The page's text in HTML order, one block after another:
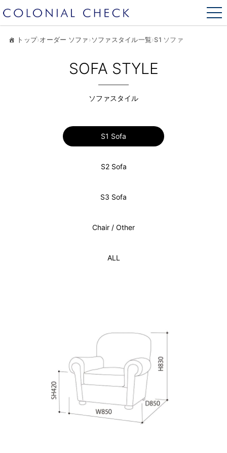
トップ›オーダー ソファ › ソファスタイル一覧›S1 ソファ
SOFA STYLE
ソファスタイル
S1 Sofa
S2 Sofa
S3 Sofa
Chair / Other
ALL